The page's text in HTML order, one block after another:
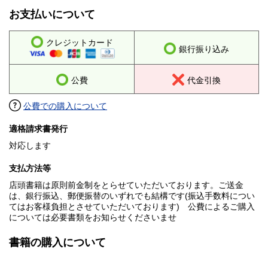
お支払いについて
クレジットカード
銀行振り込み
公費 代金引換
公費での購入について
適格請求書発行
対応します
支払方法等
店頭書籍は原則前金制をとらせていただいております。ご送金
は、銀行振込、郵便振替のいずれでも結構です(振込手数料につい
てはお客様負担とさせていただいております) 公費によるご購入
については必要書類をお知らせくださいませ
書籍の購入について